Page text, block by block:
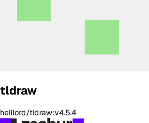
tldraw
helllord/tldraw:v4.5.4